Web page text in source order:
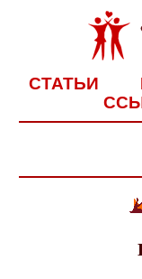
СТАТЬИ